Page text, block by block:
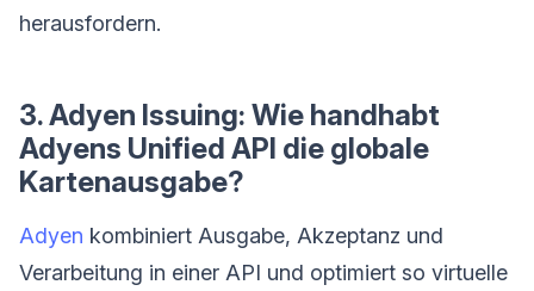
herausfordern.
3. Adyen Issuing: Wie handhabt
Adyens Unified API die globale
Kartenausgabe?
Adyen kombiniert Ausgabe, Akzeptanz und
Verarbeitung in einer API und optimiert so virtuelle